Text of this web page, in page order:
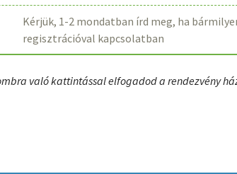
való kattintással elfogadod a rendezvény